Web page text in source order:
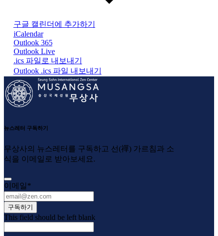
구글 캘린더에 추가하기
iCalendar
Outlook 365
Outlook Live
.ics 파일로 내보내기
Outlook .ics 파일 내보내기
뉴스레터 구독하기
무상사의 뉴스레터를 구독하고 선(禪) 가르침과 소
식을 이메일로 받아보세요.
이메일 *
구독하기
This field should be left blank